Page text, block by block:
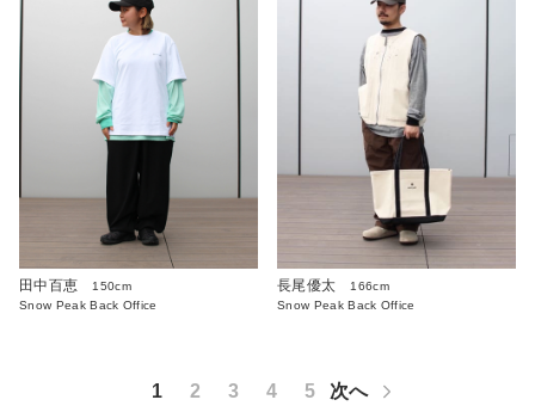
田中百恵
150cm
Snow Peak Back Office
長尾優太
166cm
Snow Peak Back Office
1 2 3 4 5 次へ